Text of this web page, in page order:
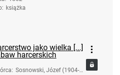
: książka
jako wielka [...]
harcerskich
: Sosnowski, Józef (1904-1